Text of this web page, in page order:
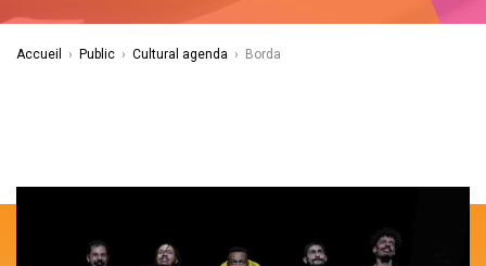
Accueil › Public › Cultural agenda › Borda